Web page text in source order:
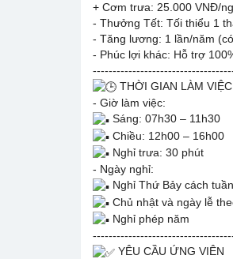
+ Cơm trưa: 25.000 VNĐ/
- Thưởng Tết: Tối thiểu 1
- Tăng lương: 1 lần/năm
- Phúc lợi khác: Hỗ trợ
THỜI GIAN LÀM VIỆC
- Giờ làm việc:
Sáng: 07h30 – 11h30
Chiều: 12h00 – 16h00
Nghỉ trưa: 30 phút
- Ngày nghỉ:
Nghỉ Thứ Bảy cách
Chủ nhật và ngày lễ
Nghỉ phép năm
YÊU CẦU ỨNG VIÊN